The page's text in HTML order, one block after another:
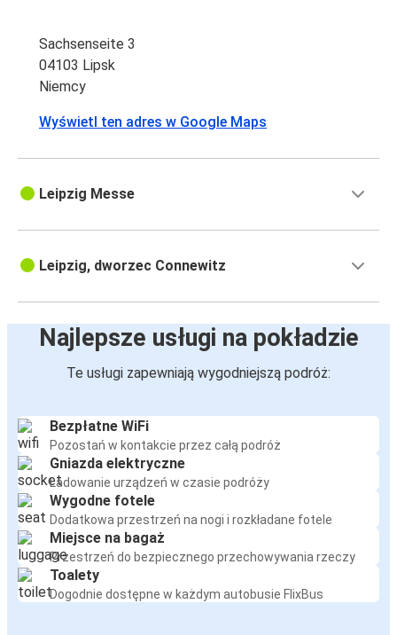
Sachsenseite 3
04103 Lipsk
Niemcy
Wyświetl ten adres w Google Maps
Leipzig Messe
Leipzig, dworzec Connewitz
Najlepsze usługi na pokładzie
Te usługi zapewniają wygodniejszą podróż:
Bezpłatne WiFi
Pozostań w kontakcie przez całą podróż
Gniazda elektryczne
Ładowanie urządzeń w czasie podróży
Wygodne fotele
Dodatkowa przestrzeń na nogi i rozkładane fotele
Miejsce na bagaż
Przestrzeń do bezpiecznego przechowywania rzeczy
Toalety
Dogodnie dostępne w każdym autobusie FlixBus